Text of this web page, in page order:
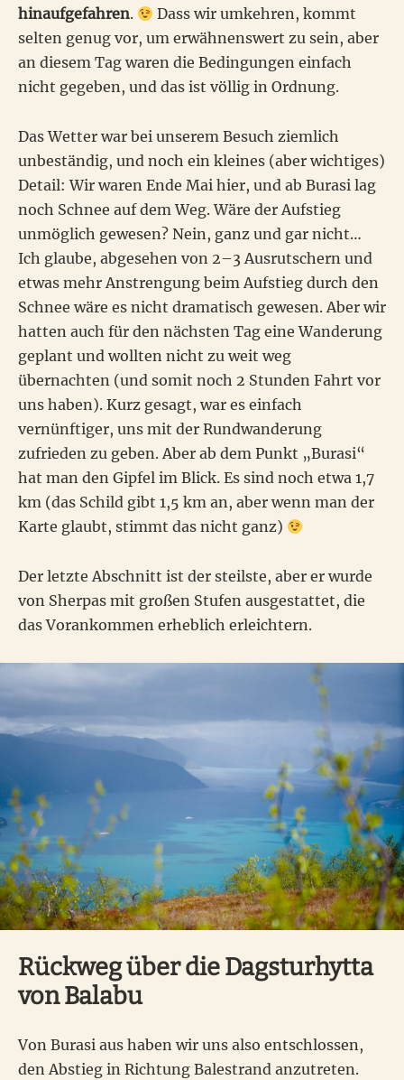
hinaufgefahren.
Dass wir umkehren, kommt
selten genug vor, um erwähnenswert zu sein, aber
an diesem Tag waren die Bedingungen einfach
nicht gegeben, und das ist völlig in Ordnung.
Das Wetter war bei unserem Besuch ziemlich
unbeständig, und noch ein kleines (aber wichtiges)
Detail: Wir waren Ende Mai hier, und ab Burasi lag
noch Schnee auf dem Weg. Wäre der Aufstieg
unmöglich gewesen? Nein, ganz und gar nicht…
Ich glaube, abgesehen von 2–3 Ausrutschern und
etwas mehr Anstrengung beim Aufstieg durch den
Schnee wäre es nicht dramatisch gewesen. Aber wir
hatten auch für den nächsten Tag eine Wanderung
geplant und wollten nicht zu weit weg
übernachten (und somit noch 2 Stunden Fahrt vor
uns haben). Kurz gesagt, war es einfach
vernünftiger, uns mit der Rundwanderung
zufrieden zu geben. Aber ab dem Punkt „Burasi“
hat man den Gipfel im Blick. Es sind noch etwa 1,7
km (das Schild gibt 1,5 km an, aber wenn man der
Karte glaubt, stimmt das nicht ganz)
Der letzte Abschnitt ist der steilste, aber er wurde
von Sherpas mit großen Stufen ausgestattet, die
das Vorankommen erheblich erleichtern.
Rückweg über die Dagsturhytta
von Balabu
Von Burasi aus haben wir uns also entschlossen,
den Abstieg in Richtung Balestrand anzutreten.